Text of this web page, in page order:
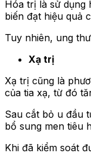
Hóa trị là sử dụng
biến đạt hiệu quả
Tuy nhiên, ung
Xạ trị
Xạ trị cũng là
của tia xạ, từ đó
Sau cắt bỏ u đầu
bổ sung men tiêu
Khi đã kiểm soát